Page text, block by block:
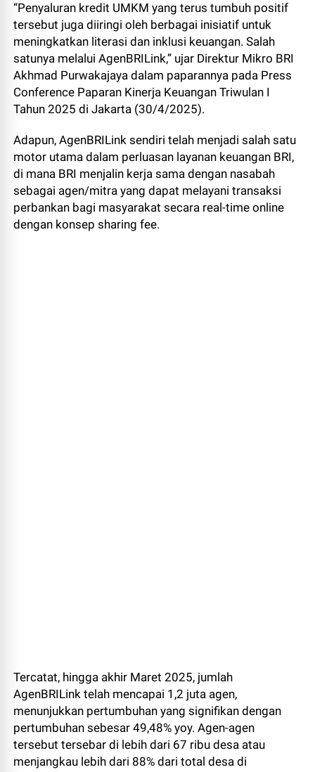
“Penyaluran kredit UMKM yang terus tumbuh positif
tersebut juga diiringi oleh berbagai inisiatif untuk
meningkatkan literasi dan inklusi keuangan. Salah
satunya melalui AgenBRILink,” ujar Direktur Mikro BRI
Akhmad Purwakajaya dalam paparannya pada Press
Conference Paparan Kinerja Keuangan Triwulan I
Tahun 2025 di Jakarta (30/4/2025).
Adapun, AgenBRILink sendiri telah menjadi salah satu
motor utama dalam perluasan layanan keuangan BRI,
di mana BRI menjalin kerja sama dengan nasabah
sebagai agen/mitra yang dapat melayani transaksi
perbankan bagi masyarakat secara real-time online
dengan konsep sharing fee.
Tercatat, hingga akhir Maret 2025, jumlah
AgenBRILink telah mencapai 1,2 juta agen,
menunjukkan pertumbuhan yang signifikan dengan
pertumbuhan sebesar 49,48% yoy. Agen-agen
tersebut tersebar di lebih dari 67 ribu desa atau
menjangkau lebih dari 88% dari total desa di